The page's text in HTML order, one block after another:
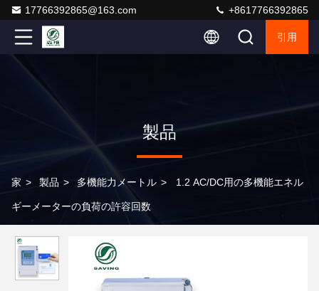
17766392865@163.com +8617766392865
引用
製品
家 > 製品 > 多機能力メートル > 1.2 AC/DC用の多機能エネル
ギーメーターの負荷の許容回数